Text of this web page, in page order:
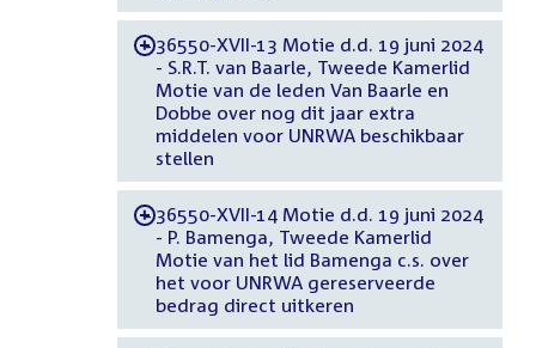
-36550-XVII-13 Motie d.d. 19 juni 2024
- S.R.T. van Baarle, Tweede Kamerlid
Motie van de leden Van Baarle en
Dobbe over nog dit jaar extra
middelen voor UNRWA beschikbaar
stellen
-36550-XVII-14 Motie d.d. 19 juni 2024
- P. Bamenga, Tweede Kamerlid
Motie van het lid Bamenga c.s. over
het voor UNRWA gereserveerde
bedrag direct uitkeren